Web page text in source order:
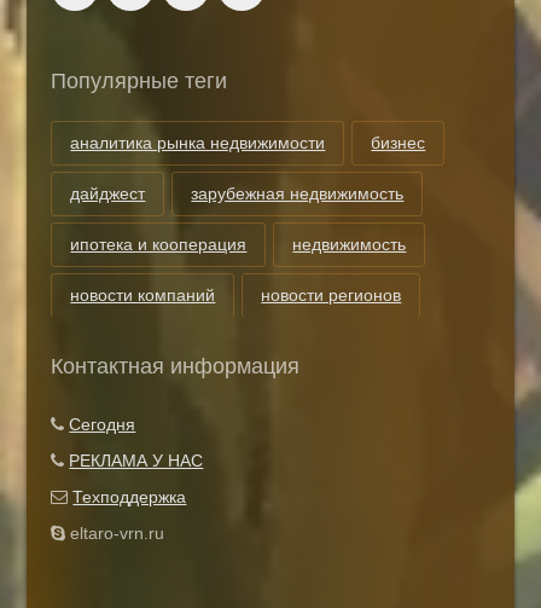
Популярные теги
аналитика рынка недвижимости бизнес
дайджест зарубежная недвижимость
ипотека и кооперация недвижимость
новости компаний новости регионов
Контактная информация
Сегодня
РЕКЛАМА У НАС
Техподдержка
eltaro-vrn.ru